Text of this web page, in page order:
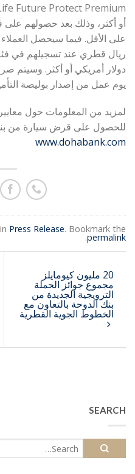
يوم عمل من إصدار بوليصة
لمزيد من المعلومات حول
للحصول على قرض سيارة من
www.dohabank.com
Press Release. Bookmark the
permalink
.
20 مليون كيومايلز
مجموع جوائز الحملة
الترويجية الجديدة من
بنك الدوحة بالتعاون مع
الخطوط الجوية القطرية
SEARCH